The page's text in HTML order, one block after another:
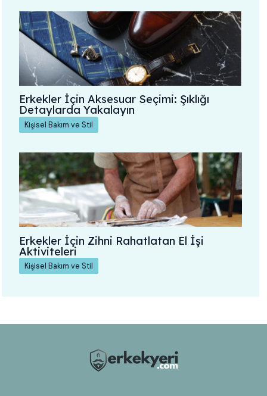
Erkekler İçin Aksesuar Seçimi: Şıklığı
Detaylarda Yakalayın
Kişisel Bakım ve Stil
Erkekler İçin Zihni Rahatlatan El İşi
Aktiviteleri
Kişisel Bakım ve Stil